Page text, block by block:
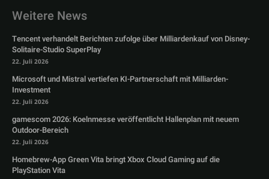
Weitere News
Tencent verhandelt Berichten zufolge über Milliardenkauf von Disney-
Solitaire-Studio SuperPlay
22. Juli 2026
Microsoft und Mistral vertiefen KI-Partnerschaft mit Milliarden-
Investment
22. Juli 2026
gamescom 2026: Koelnmesse veröffentlicht Hallenplan mit neuem
Outdoor-Bereich
22. Juli 2026
Homebrew-App Green Vita bringt Xbox Cloud Gaming auf die
PlayStation Vita